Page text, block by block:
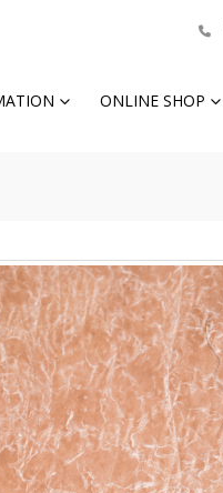
ONLINE SHOP